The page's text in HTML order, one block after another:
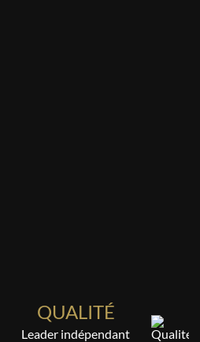
QUALITÉ
Leader indépendant